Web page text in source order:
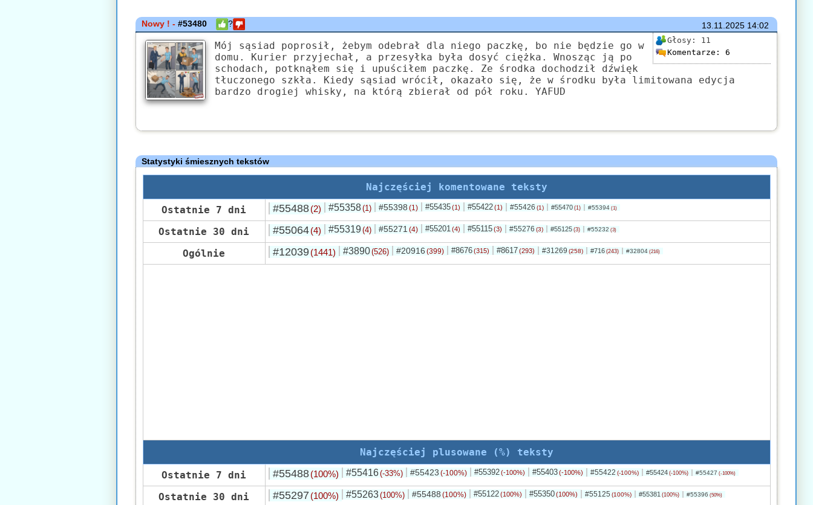
13.11.202514:02
Nowy ! -#53480 ?
Głosy: 11
Komentarze: 6
Mój sąsiad poprosił, żebym odebrał dla niego paczkę, bo nie będzie go w
domu. Kurier przyjechał, a przesyłka była dosyć ciężka. Wnosząc ją po
schodach, potknąłem się i upuściłem paczkę. Ze środka dochodził dźwięk
tłuczonego szkła. Kiedy sąsiad wrócił, okazało się, że w środku była limitowana edycja
bardzo drogiej whisky, na którą zbierał od pół roku. YAFUD
Statystyki śmiesznych tekstów
Najczęściej komentowane teksty
Ostatnie 7 dni
#55488 (2) #55358(1) #55398 (1) #55435 (1) #55422 (1) #55426 (1) #55470 (1) #55394 (1)
Ostatnie 30 dni #55064 (4) #55319(4) #55271 (4) #55201 (4) #55115 (3) #55276 (3) #55125 (3) #55232 (3)
Ogólnie #12039 (1441) #3890(526) #20916 (399) #8676 (315) #8617 (293) #31269 (258) #716 (243) #32804 (216)
Najczęściej plusowane (%) teksty
Ostatnie 7 dni
#55488 (100%) #55416(-33%) #55423 (-100%) #55392 (-100%) #55403 (-100%) #55422 (-100%) #55424 (-100%) #55427 (-100%)
Ostatnie 30 dni #55297 (100%) #55263(100%) #55488 (100%) #55122 (100%) #55350 (100%) #55125 (100%) #55381 (100%) #55396 (50%)